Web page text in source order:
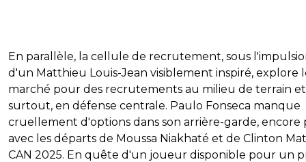
En parallèle, la cellule de recrutement, sous
d'un Matthieu Louis-Jean visiblement inspiré, explore
marché pour des recrutements au milieu de terrain
surtout, en défense centrale. Paulo Fonseca manque
cruellement d'options dans son arrière-garde, encore
avec les départs de Moussa Niakhaté et de Clinton
CAN 2025. En quête d'un joueur disponible pour un